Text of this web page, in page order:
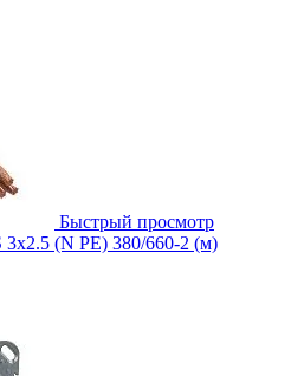
Быстрый просмотр
(N PE) 380/660-2 (м)